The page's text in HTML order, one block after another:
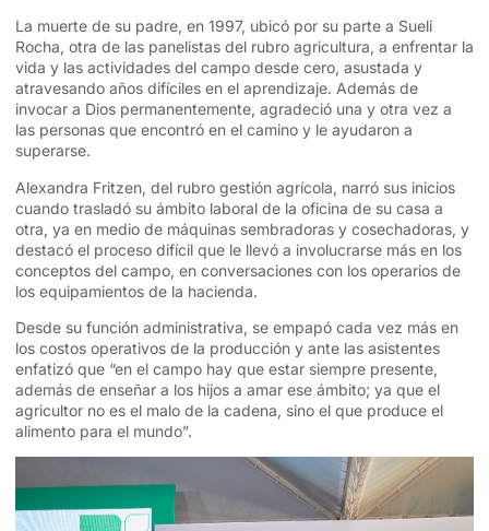
La muerte de su padre, en 1997, ubicó por su parte a Sueli
Rocha, otra de las panelistas del rubro agricultura, a enfrentar la
vida y las actividades del campo desde cero, asustada y
atravesando años difíciles en el aprendizaje. Además de
invocar a Dios permanentemente, agradeció una y otra vez a
las personas que encontró en el camino y le ayudaron a
superarse.
Alexandra Fritzen, del rubro gestión agrícola, narró sus inicios
cuando trasladó su ámbito laboral de la oficina de su casa a
otra, ya en medio de máquinas sembradoras y cosechadoras, y
destacó el proceso difícil que le llevó a involucrarse más en los
conceptos del campo, en conversaciones con los operarios de
los equipamientos de la hacienda.
Desde su función administrativa, se empapó cada vez más en
los costos operativos de la producción y ante las asistentes
enfatizó que “en el campo hay que estar siempre presente,
además de enseñar a los hijos a amar ese ámbito; ya que el
agricultor no es el malo de la cadena, sino el que produce el
alimento para el mundo”.